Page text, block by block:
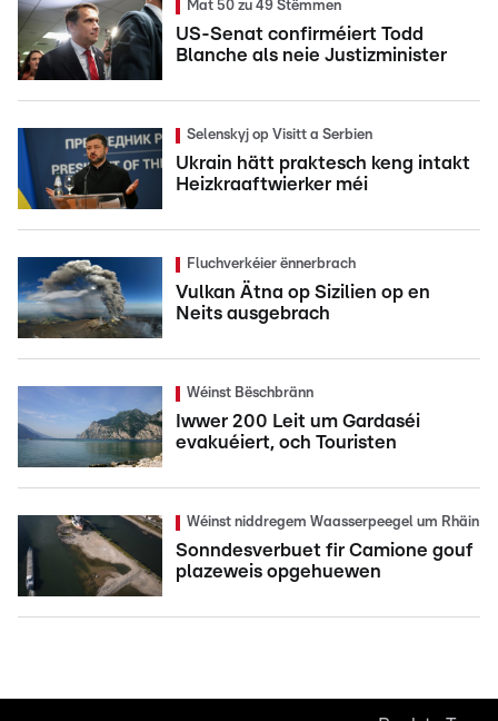
Mat 50 zu 49 Stëmmen
US-Senat confirméiert Todd
Blanche als neie Justizminister
Selenskyj op Visitt a Serbien
Ukrain hätt praktesch keng intakt
Heizkraaftwierker méi
Fluchverkéier ënnerbrach
Vulkan Ätna op Sizilien op en
Neits ausgebrach
Wéinst Bëschbränn
Iwwer 200 Leit um Gardaséi
evakuéiert, och Touristen
Wéinst niddregem Waasserpeegel um Rhäin
Sonndesverbuet fir Camione gouf
plazeweis opgehuewen